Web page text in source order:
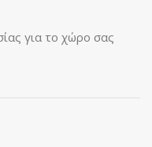
για το χώρο σας